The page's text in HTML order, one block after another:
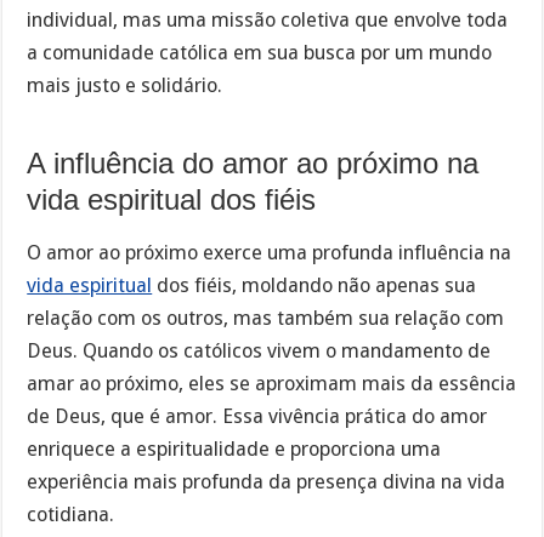
individual, mas uma missão coletiva que envolve toda
a comunidade católica em sua busca por um mundo
mais justo e solidário.
A influência do amor ao próximo na
vida espiritual dos fiéis
O amor ao próximo exerce uma profunda influência na
vida espiritual dos fiéis, moldando não apenas sua
relação com os outros, mas também sua relação com
Deus. Quando os católicos vivem o mandamento de
amar ao próximo, eles se aproximam mais da essência
de Deus, que é amor. Essa vivência prática do amor
enriquece a espiritualidade e proporciona uma
experiência mais profunda da presença divina na vida
cotidiana.